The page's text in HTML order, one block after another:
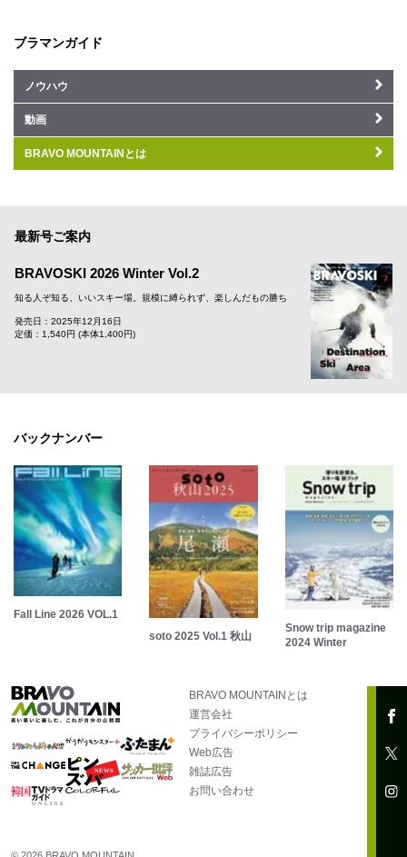
ブラマンガイド
ノウハウ
動画
BRAVO MOUNTAINとは
最新号ご案内
BRAVOSKI 2026 Winter Vol.2
知る人ぞ知る、いいスキー場。規模に縛られず、楽しんだもの勝ち
発売日：2025年12月16日
定価：1,540円 (本体1,400円)
バックナンバー
Fall Line 2026 VOL.1
soto 2025 Vol.1 秋山
Snow trip magazine
2024 Winter
BRAVO MOUNTAINとは
運営会社
プライバシーポリシー
Web広告
雑誌広告
お問い合わせ